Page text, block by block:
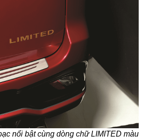
nổi bật cùng dòng chữ LIMITED màu